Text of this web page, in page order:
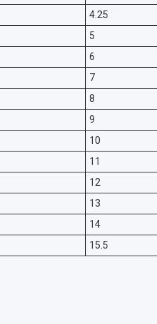
4.25
5
6
7
8
9
10
11
12
13
14
15.5